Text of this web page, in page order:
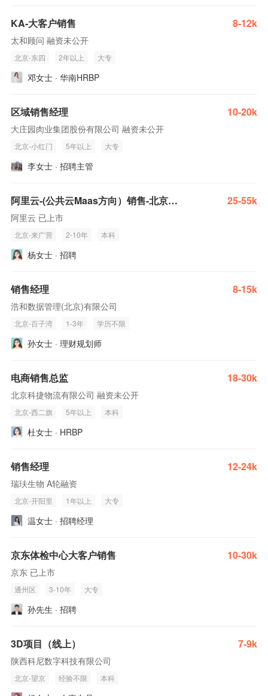
KA-大客户销售 8-12k
太和顾问 融资未公开
北京-东四 2年以上 大专
邓女士 · 华南HRBP
区域销售经理 10-20k
大庄园肉业集团股份有限公司 融资未公开
北京-小红门 5年以上 大专
李女士 · 招聘主管
阿里云-(公共云Maas方向）销售-北京/武汉/杭州/上海/南京/合肥/广州/深圳/大连等 25-55k
阿里云 已上市
北京-来广营 2-10年 本科
杨女士 · 招聘
销售经理 8-15k
浩和数据管理(北京)有限公司
北京-百子湾 1-3年 学历不限
孙女士 · 理财规划师
电商销售总监 18-30k
北京科捷物流有限公司 融资未公开
北京-西二旗 5年以上 本科
杜女士 · HRBP
销售经理 12-24k
瑞玞生物 A轮融资
北京-开阳里 1年以上 大专
温女士 · 招聘经理
京东体检中心大客户销售 10-30k
京东 已上市
通州区 3-10年 大专
孙先生 · 招聘
3D项目（线上） 7-9k
陕西科尼数字科技有限公司
北京-望京 经验不限 本科